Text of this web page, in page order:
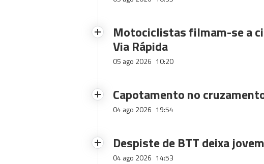
Motociclistas filmam-se a
Via Rápida
05 ago 2026 10:20
Capotamento no
04 ago 2026 19:54
Despiste de BTT deixa
04 ago 2026 14:53